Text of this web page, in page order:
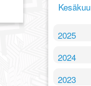
Kesäkuu
2025
2024
2023